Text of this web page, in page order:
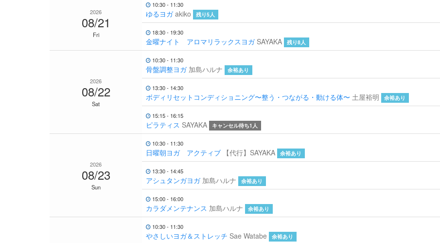
2026
08/21
Fri
10:30 - 11:30
ゆるヨガ akiko 残り5人
18:30 - 19:30
金曜ナイト アロマリラックスヨガ SAYAKA 残り8人
2026
08/22
Sat
10:30 - 11:30
骨盤調整ヨガ 加島ハルナ 余裕あり
13:30 - 14:30
ボディリセットコンディショニング〜整う・つながる・動ける体〜 土屋裕明 余裕あり
15:15 - 16:15
ピラティス SAYAKA キャンセル待ち1人
2026
08/23
Sun
10:30 - 11:30
日曜朝ヨガ アクティブ 【代行】SAYAKA 余裕あり
13:30 - 14:45
アシュタンガヨガ 加島ハルナ 余裕あり
15:00 - 16:00
カラダメンテナンス 加島ハルナ 余裕あり
10:30 - 11:30
やさしいヨガ＆ストレッチ Sae Watabe 余裕あり